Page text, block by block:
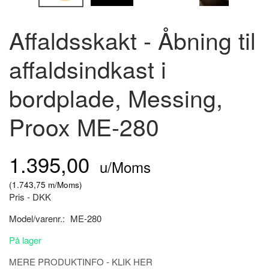
Affaldsskakt - Åbning til
affaldsindkast i
bordplade, Messing,
Proox ME-280
1.395,00 u/Moms
(1.743,75 m/Moms)
Pris - DKK
Model/varenr.: ME-280
På lager
MERE PRODUKTINFO - KLIK HER